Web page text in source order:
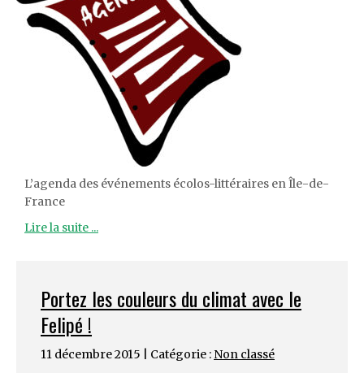
L’agenda des événements écolos-littéraires en Île-de-
France
Lire la suite ...
Portez les couleurs du climat avec le
Felipé !
11 décembre 2015 | Catégorie : Non classé